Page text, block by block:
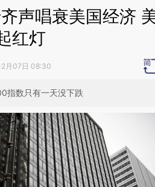
声唱衰美国经济
红灯
月07日 08:30
指数只有一天没下跌